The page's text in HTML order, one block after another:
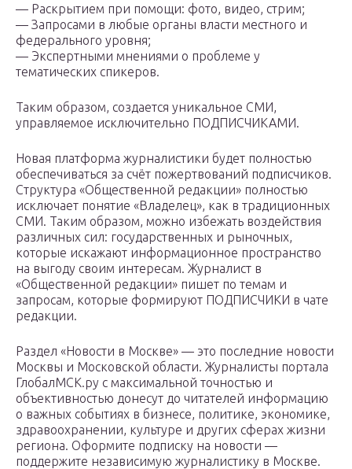
— Раскрытием при помощи: фото, видео, стрим;
— Запросами в любые органы власти местного и
федерального уровня;
— Экспертными мнениями о проблеме у
тематических спикеров.
Таким образом, создается уникальное СМИ,
управляемое исключительно ПОДПИСЧИКАМИ.
Новая платформа журналистики будет полностью
обеспечиваться за счёт пожертвований подписчиков.
Структура «Общественной редакции» полностью
исключает понятие «Владелец», как в традиционных
СМИ. Таким образом, можно избежать воздействия
различных сил: государственных и рыночных,
которые искажают информационное пространство
на выгоду своим интересам. Журналист в
«Общественной редакции» пишет по темам и
запросам, которые формируют ПОДПИСЧИКИ в чате
редакции.
Раздел «Новости в Москве» — это последние новости
Москвы и Московской области. Журналисты портала
ГлобалМСК.ру с максимальной точностью и
объективностью донесут до читателей информацию
о важных событиях в бизнесе, политике, экономике,
здравоохранении, культуре и других сферах жизни
региона. Оформите подписку на новости —
поддержите независимую журналистику в Москве.